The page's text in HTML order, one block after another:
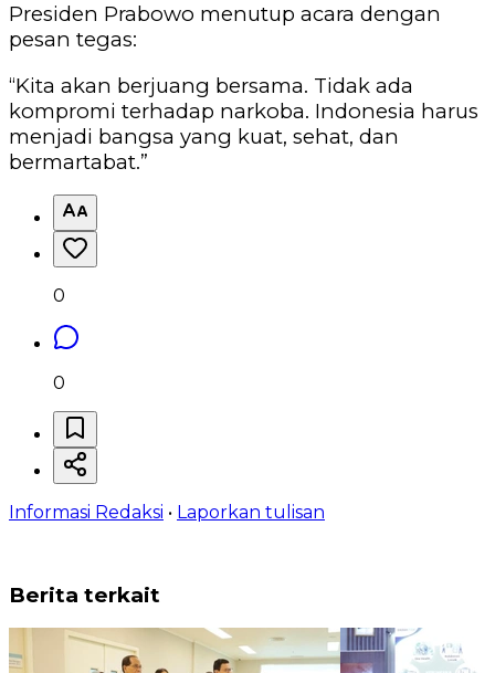
Presiden Prabowo menutup acara dengan
pesan tegas:
“Kita akan berjuang bersama. Tidak ada
kompromi terhadap narkoba. Indonesia harus
menjadi bangsa yang kuat, sehat, dan
bermartabat.”
0
0
Informasi Redaksi • Laporkan tulisan
Berita terkait